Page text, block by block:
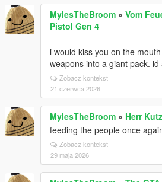
MylesTheBroom » Vom
Pistol Gen 4
i would kiss you on the
weapons into a giant pack.
Zobacz kontekst
21 czerwca 2026
MylesTheBroom » Herr
feeding the people once
Zobacz kontekst
29 maja 2026